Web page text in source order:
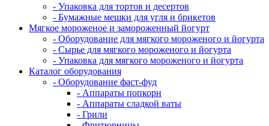
- Упаковка для тортов и десертов
- Бумажные мешки для угля и брикетов
Мягкое мороженое и замороженный йогурт
- Оборудование для мягкого мороженого и йогурта
- Сырье для мягкого мороженого и йогурта
- Упаковка для мягкого мороженого и йогурта
Каталог оборудования
- Оборудование фаст-фуд
- Аппараты попкорн
- Аппараты сладкой ваты
- Грили